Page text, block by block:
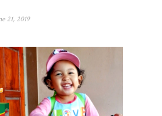
21, 2019